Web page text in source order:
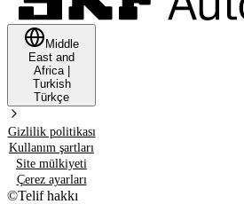
Middle
East and
Africa|
Turkish
Türkçe
Gizlilik politikası
Kullanım şartları
Site mülkiyeti
Çerez ayarları
©Telif hakkı